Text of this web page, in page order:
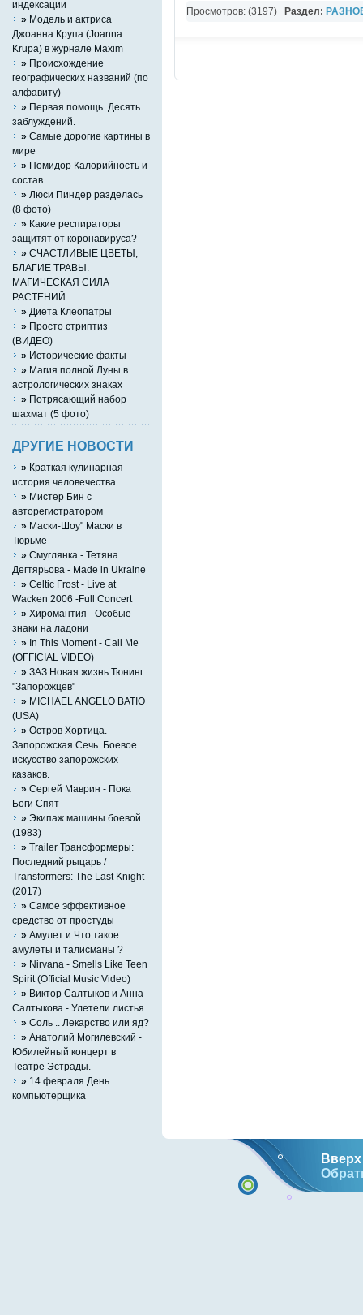
Просмотров: (3197) Раздел:
индексации
» Mодель и актриса
Джоанна Крупа (Joanna
Krupa) в журнале Maxim
» Происхождение
географических названий (по
алфавиту)
» Первая помощь. Десять
заблуждений.
» Самые дорогие картины в
мире
» Помидор Калорийность и
состав
» Люси Пиндер разделась
(8 фото)
» Какие респираторы
защитят от коронавируса?
» СЧАСТЛИВЫЕ ЦВЕТЫ,
БЛАГИЕ ТРАВЫ.
МАГИЧЕСКАЯ СИЛА
РАСТЕНИЙ..
» Диета Клеопатры
» Просто стриптиз
(ВИДЕО)
» Исторические факты
» Магия полной Луны в
астрологических знаках
» Потрясающий набор
шахмат (5 фото)
ДРУГИЕ НОВОСТИ
» Краткая кулинарная
история человечества
» Мистер Бин с
авторегистратором
» Маски-Шоу" Маски в
Тюрьме
» Смуглянка - Тетяна
Дегтярьова - Made in Ukraine
» Celtic Frost - Live at
Wacken 2006 -Full Concert
» Хиромантия - Особые
знаки на ладони
» In This Moment - Call Me
(OFFICIAL VIDEO)
» ЗАЗ Новая жизнь Тюнинг
"Запорожцев"
» MICHAEL ANGELO BATIO
(USA)
» Остров Хортица.
Запорожская Сечь. Боевое
искусство запорожских
казаков.
» Сергей Маврин - Пока
Боги Спят
» Экипаж машины боевой
(1983)
» Trailer Трансформеры:
Последний рыцарь /
Transformers: The Last Knight
(2017)
» Самое эффективное
средство от простуды
» Амулет и Что такое
амулеты и талисманы ?
» Nirvana - Smells Like Teen
Spirit (Official Music Video)
» Виктор Салтыков и Анна
Салтыкова - Улетели листья
» Соль .. Лекарство или яд?
» Анатолий Могилевский -
Юбилейный концерт в
Театре Эстрады.
» 14 февраля День
компьютерщика
Вверх